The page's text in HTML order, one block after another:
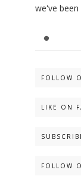
we've
FOLLOW
LIKE ON
FOLLOW